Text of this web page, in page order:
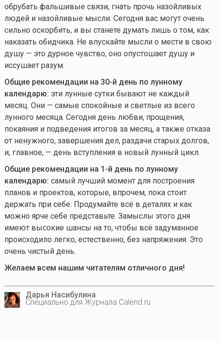
обрубать фальшивые связи, гнать прочь назойливых
людей и назойливые мысли. Сегодня вас могут очень
сильно оскорбить, и вы станете думать лишь о том, как
наказать обидчика. Не впускайте мысли о мести в свою
душу — это дурное чувство, оно опустошает душу и
иссушает разум.
Общие рекомендации на 30-й день по лунному
календарю: эти лунные сутки бывают не каждый
месяц. Они — самые спокойные и светлые из всего
лунного месяца. Сегодня день любви, прощения,
покаяния и подведения итогов за месяц, а также отказа
от ненужного, завершения дел, раздачи старых долгов,
и, главное, — день вступления в новый лунный цикл.
Общие рекомендации на 1-й день по лунному
календарю: самый лучший момент для построения
планов и проектов, которые, впрочем, пока стоит
держать при себе. Продумайте всё в деталях и как
можно ярче себе представьте. Замыслы этого дня
имеют высокие шансы на то, чтобы всё задуманное
происходило легко, естественно, без напряжения. Это
очень чистый день.
Желаем всем нашим читателям отличного дня!
Дарья Насибулина
Специально для Журнала Calend.ru